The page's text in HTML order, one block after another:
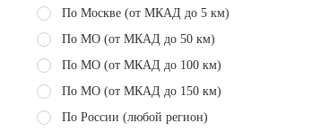
По Москве (от МКАД до 5 км)
По МО (от МКАД до 50 км)
По МО (от МКАД до 100 км)
По МО (от МКАД до 150 км)
По России (любой регион)